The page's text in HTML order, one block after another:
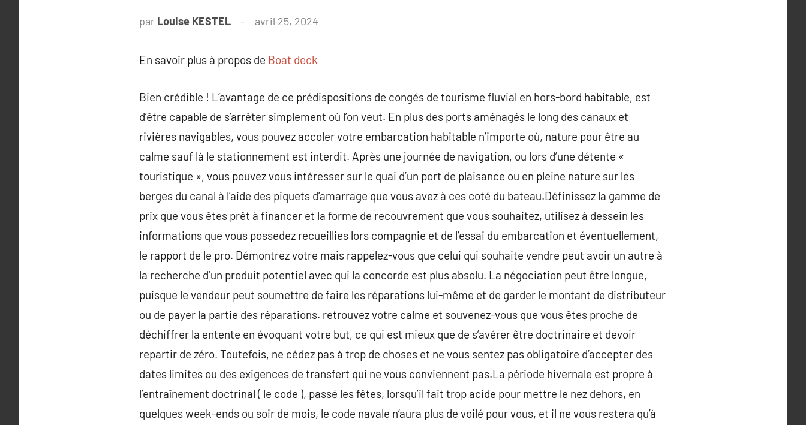
par Louise KESTEL avril 25, 2024
En savoir plus à propos de Boat deck
Bien crédible ! L’avantage de ce prédispositions de congés de tourisme fluvial en hors-bord habitable, est
d’être capable de s’arrêter simplement où l’on veut. En plus des ports aménagés le long des canaux et
rivières navigables, vous pouvez accoler votre embarcation habitable n’importe où, nature pour être au
calme sauf là le stationnement est interdit. Après une journée de navigation, ou lors d’une détente «
touristique », vous pouvez vous intéresser sur le quai d’un port de plaisance ou en pleine nature sur les
berges du canal à l’aide des piquets d’amarrage que vous avez à ces coté du bateau.Définissez la gamme de
prix que vous êtes prêt à financer et la forme de recouvrement que vous souhaitez, utilisez à dessein les
informations que vous possedez recueillies lors compagnie et de l’essai du embarcation et éventuellement,
le rapport de le pro. Démontrez votre mais rappelez-vous que celui qui souhaite vendre peut avoir un autre à
la recherche d’un produit potentiel avec qui la concorde est plus absolu. La négociation peut être longue,
puisque le vendeur peut soumettre de faire les réparations lui-même et de garder le montant de distributeur
ou de payer la partie des réparations. retrouvez votre calme et souvenez-vous que vous êtes proche de
déchiffrer la entente en évoquant votre but, ce qui est mieux que de s’avérer être doctrinaire et devoir
repartir de zéro. Toutefois, ne cédez pas à trop de choses et ne vous sentez pas obligatoire d’accepter des
dates limites ou des exigences de transfert qui ne vous conviennent pas.La période hivernale est propre à
l’entraînement doctrinal ( le code ), passé les fêtes, lorsqu’il fait trop acide pour mettre le nez dehors, en
quelques week-ends ou soir de mois, le code navale n’aura plus de voilé pour vous, et il ne vous restera qu’à